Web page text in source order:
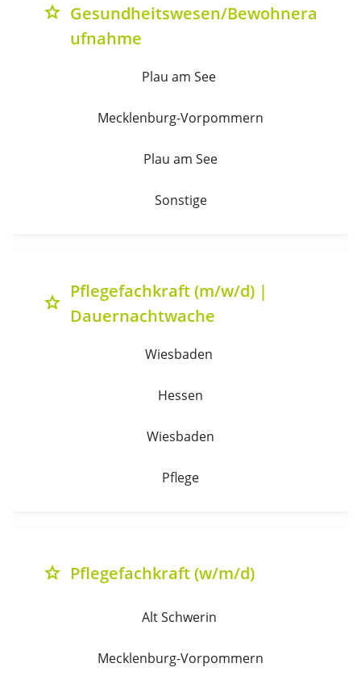
grade Gesundheitswesen/Bewohnera
ufnahme
Plau am See
Mecklenburg-Vorpommern
Plau am See
Sonstige
grade
Pflegefachkraft (m/w/d) |
Dauernachtwache
Wiesbaden
Hessen
Wiesbaden
Pflege
grade Pflegefachkraft (w/m/d)
Alt Schwerin
Mecklenburg-Vorpommern